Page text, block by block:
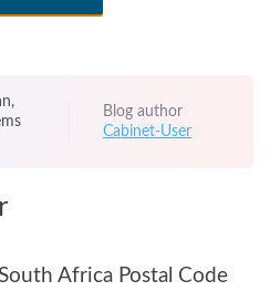
Blog author
Cabinet-User
Africa Postal Code